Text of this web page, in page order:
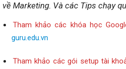
về Marketing. Và các Tips chạy
Tham khảo các khóa học
guru.edu.vn
Tham khảo các gói setup tài